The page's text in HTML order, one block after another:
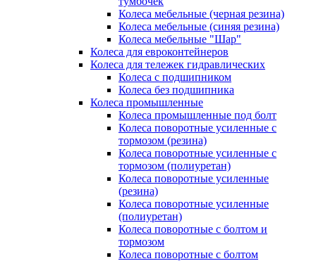
Колеса мебельные (черная резина)
Колеса мебельные (синяя резина)
Колеса мебельные "Шар"
Колеса для евроконтейнеров
Колеса для тележек гидравлических
Колеса с подшипником
Колеса без подшипника
Колеса промышленные
Колеса промышленные под болт
Колеса поворотные усиленные с
тормозом (резина)
Колеса поворотные усиленные с
тормозом (полиуретан)
Колеса поворотные усиленные
(резина)
Колеса поворотные усиленные
(полиуретан)
Колеса поворотные с болтом и
тормозом
Колеса поворотные с болтом